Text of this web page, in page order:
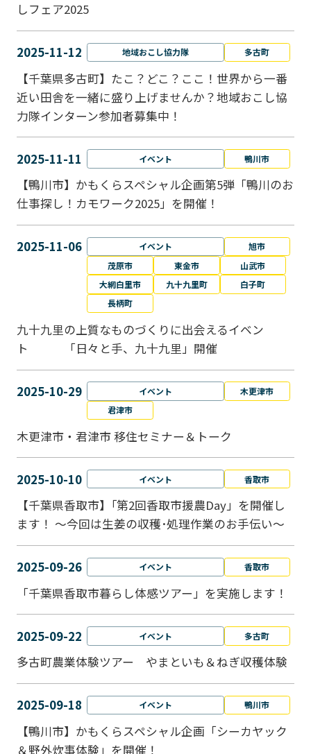
しフェア2025
2025-11-12 地域おこし協力隊 多古町
【千葉県多古町】たこ？どこ？ここ！世界から一番
近い田舎を一緒に盛り上げませんか？地域おこし協
力隊インターン参加者募集中！
2025-11-11 イベント 鴨川市
【鴨川市】かもくらスペシャル企画第5弾「鴨川のお
仕事探し！カモワーク2025」を開催！
2025-11-06 イベント
旭市
茂原市
東金市
山武市
大網白里市
九十九里町
白子町
長柄町
九十九里の上質なものづくりに出会えるイベン
ト 「日々と手、九十九里」開催
2025-10-29 イベント
木更津市
君津市
木更津市・君津市 移住セミナー＆トーク
2025-10-10 イベント 香取市
【千葉県香取市】｢第2回香取市援農Day」を開催し
ます！ ～今回は生姜の収穫･処理作業のお手伝い～
2025-09-26 イベント 香取市
「千葉県香取市暮らし体感ツアー」を実施します！
2025-09-22 イベント 多古町
多古町農業体験ツアー やまといも＆ねぎ収穫体験
2025-09-18 イベント 鴨川市
【鴨川市】かもくらスペシャル企画「シーカヤック
＆野外炊事体験」を開催！